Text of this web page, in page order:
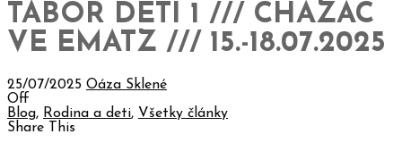
TÁBOR DETÍ 1 /// CHAZAC
VE EMATZ /// 15.-18.07.2025
25/07/2025 Oáza Sklené
Off
Blog, Rodina a deti, Všetky články
Share This